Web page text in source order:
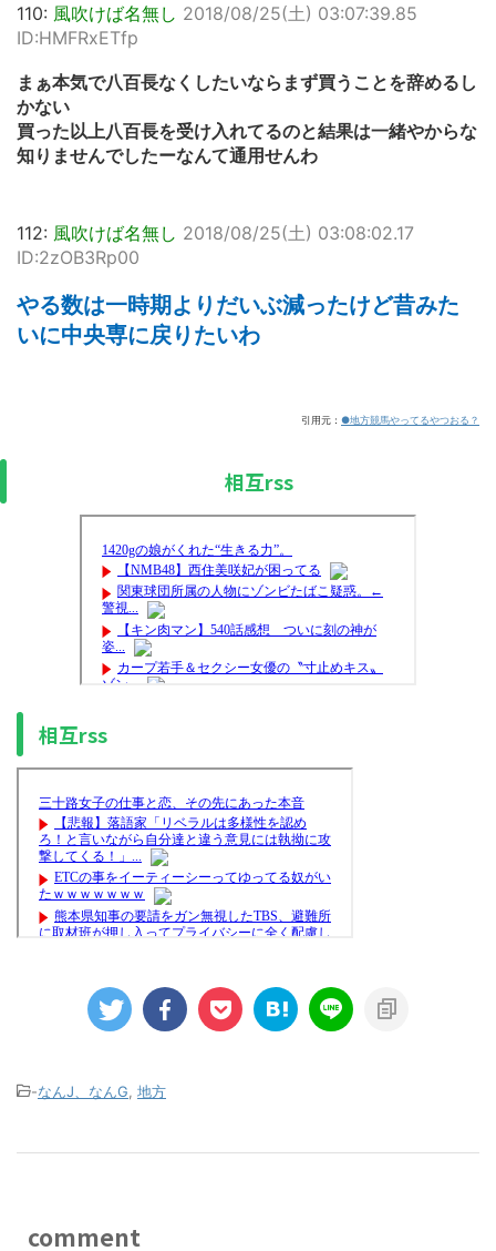
110: 風吹けば名無し 2018/08/25(土) 03:07:39.85
ID:HMFRxETfp
まぁ本気で八百長なくしたいならまず買うことを辞めるし
かない
買った以上八百長を受け入れてるのと結果は一緒やからな
知りませんでしたーなんて通用せんわ
112: 風吹けば名無し 2018/08/25(土) 03:08:02.17
ID:2zOB3Rp00
やる数は一時期よりだいぶ減ったけど昔みた
いに中央専に戻りたいわ
引用元： ●地方競馬やってるやつおる？
相互rss
相互rss
-なんJ、なんG 地方
comment